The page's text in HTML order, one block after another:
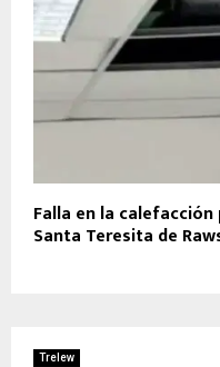
Falla en la
Santa Teresita de
Trelew